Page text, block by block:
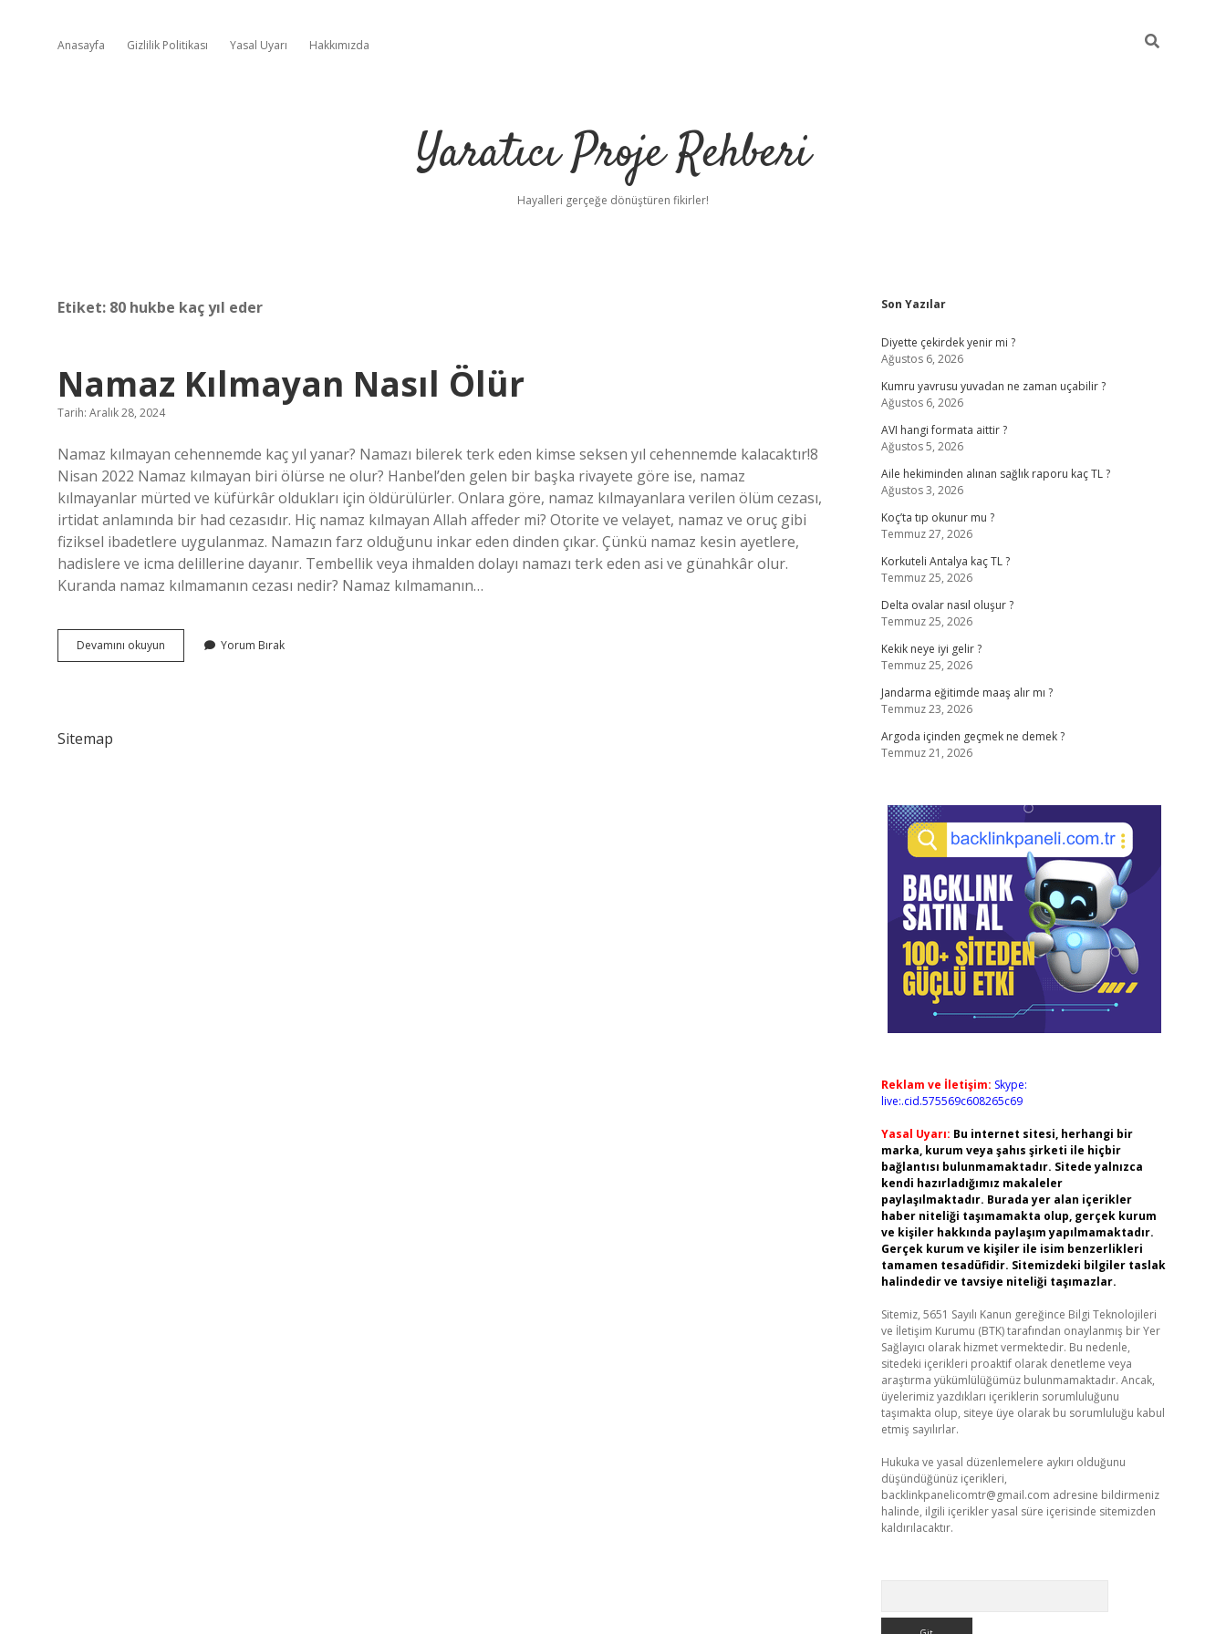
Anasayfa Gizlilik Politikası Yasal Uyarı Hakkımızda
Yaratıcı Proje Rehberi
Hayalleri gerçeğe dönüştüren fikirler!
Etiket: 80 hukbe kaç yıl eder
Namaz Kılmayan Nasıl Ölür
Tarih: Aralık 28, 2024
Namaz kılmayan cehennemde kaç yıl yanar? Namazı bilerek terk eden kimse seksen yıl cehennemde kalacaktır!8
Nisan 2022 Namaz kılmayan biri ölürse ne olur? Hanbel’den gelen bir başka rivayete göre ise, namaz
kılmayanlar mürted ve küfürkâr oldukları için öldürülürler. Onlara göre, namaz kılmayanlara verilen ölüm cezası,
irtidat anlamında bir had cezasıdır. Hiç namaz kılmayan Allah affeder mi? Otorite ve velayet, namaz ve oruç gibi
fiziksel ibadetlere uygulanmaz. Namazın farz olduğunu inkar eden dinden çıkar. Çünkü namaz kesin ayetlere,
hadislere ve icma delillerine dayanır. Tembellik veya ihmalden dolayı namazı terk eden asi ve günahkâr olur.
Kuranda namaz kılmamanın cezası nedir? Namaz kılmamanın…
Devamını okuyun
Kılmayan
Yorum Bırak
Sitemap
Sidebar
Son Yazılar
Diyette çekirdek yenir mi ?
Ağustos 6, 2026
Kumru yavrusu yuvadan ne zaman uçabilir ?
Ağustos 6, 2026
AVI hangi formata aittir ?
Ağustos 5, 2026
Aile hekiminden alınan sağlık raporu kaç TL ?
Ağustos 3, 2026
Koç’ta tıp okunur mu ?
Temmuz 27, 2026
Korkuteli Antalya kaç TL ?
Temmuz 25, 2026
Delta ovalar nasıl oluşur ?
Temmuz 25, 2026
Kekik neye iyi gelir ?
Temmuz 25, 2026
Jandarma eğitimde maaş alır mı ?
Temmuz 23, 2026
Argoda içinden geçmek ne demek ?
Temmuz 21, 2026
Reklam ve İletişim: Skype:
live:.cid.575569c608265c69
Yasal Uyarı: Bu internet sitesi, herhangi bir
marka, kurum veya şahıs şirketi ile hiçbir
bağlantısı bulunmamaktadır. Sitede yalnızca
kendi hazırladığımız makaleler
paylaşılmaktadır. Burada yer alan içerikler
haber niteliği taşımamakta olup, gerçek kurum
ve kişiler hakkında paylaşım yapılmamaktadır.
Gerçek kurum ve kişiler ile isim benzerlikleri
tamamen tesadüfidir. Sitemizdeki bilgiler taslak
halindedir ve tavsiye niteliği taşımazlar.
Sitemiz, 5651 Sayılı Kanun gereğince Bilgi Teknolojileri
ve İletişim Kurumu (BTK) tarafından onaylanmış bir Yer
Sağlayıcı olarak hizmet vermektedir. Bu nedenle,
sitedeki içerikleri proaktif olarak denetleme veya
araştırma yükümlülüğümüz bulunmamaktadır. Ancak,
üyelerimiz yazdıkları içeriklerin sorumluluğunu
taşımakta olup, siteye üye olarak bu sorumluluğu kabul
etmiş sayılırlar.
Hukuka ve yasal düzenlemelere aykırı olduğunu
düşündüğünüz içerikleri,
backlinkpanelicomtr@gmail.com adresine bildirmeniz
halinde, ilgili içerikler yasal süre içerisinde sitemizden
kaldırılacaktır.